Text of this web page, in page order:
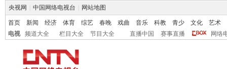
央视网 中国网络电视台 网站地图
首页 新闻 经济 体育 综艺 春晚 戏曲 音乐 科教 青少 文化
艺术
电视
频道大全 栏目大全 节目大全 直播中国 赛事直播 网络